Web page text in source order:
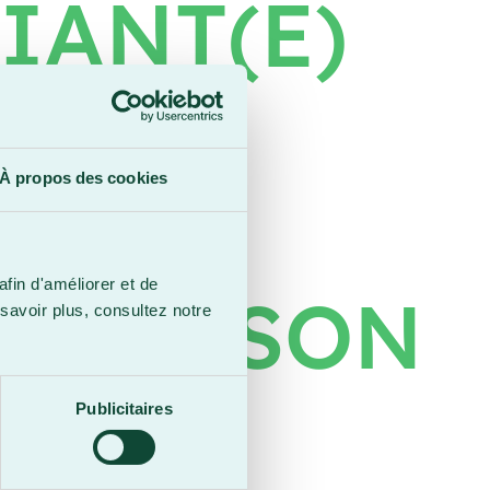
À propos des cookies
d'améliorer et de
plus, consultez notre
Publicitaires
MAISON